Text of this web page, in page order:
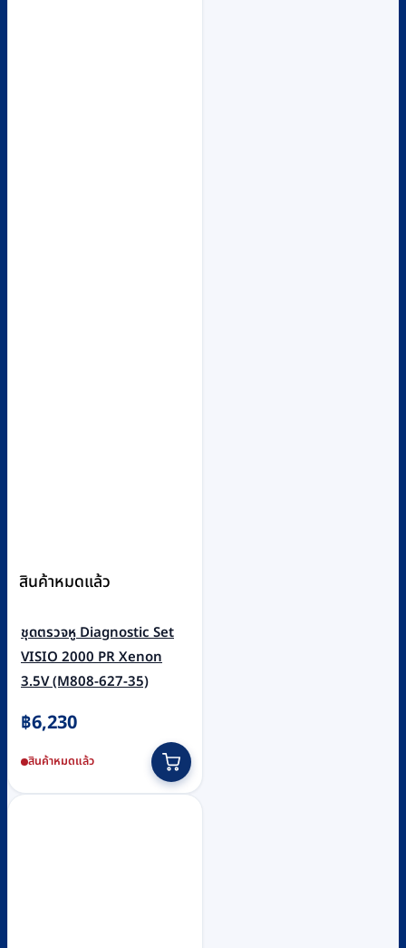
สินค้าหมดแล้ว
ชุดตรวจหู Diagnostic Set
VISIO 2000 PR Xenon
3.5V (M808-627-35)
฿6,230
สินค้าหมดแล้ว